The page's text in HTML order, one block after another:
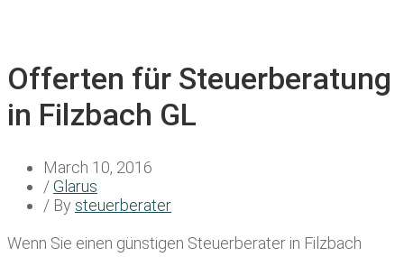
Offerten für Steuerberatung
in Filzbach GL
March 10, 2016
/Glarus
/ By steuerberater
Wenn Sie einen günstigen Steuerberater in Filzbach